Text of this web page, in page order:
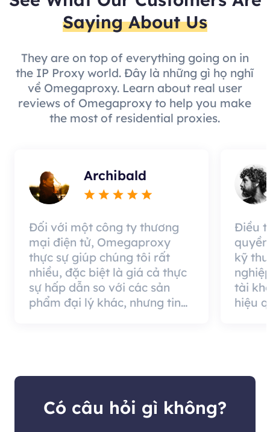
Saying About Us
They are on top of everything going on in
the IP Proxy world. Đây là những gì họ nghĩ
về Omegaproxy. Learn about real user
reviews of Omegaproxy to help you make
the most of residential proxies.
Archibald
Đối với một công ty thương
mại điện tử, Omegaproxy
thực sự giúp chúng tôi rất
nhiều, đặc biệt là giá cả thực
sự hấp dẫn so với các sản
phẩm đại lý khác, nhưng tin
Điều
kỹ
tài
hiệu
Có câu hỏi gì không?